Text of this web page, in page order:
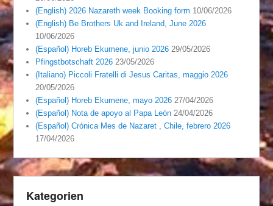
(English) 2026 Nazareth week Booking form 10/06/2026
(English) Be Brothers Uk and Ireland, June 2026
10/06/2026
(Español) Horeb Ekumene, junio 2026 29/05/2026
Pfingstbotschaft 2026 23/05/2026
(Italiano) Piccoli Fratelli di Jesus Caritas, maggio 2026
20/05/2026
(Español) Horeb Ekumene, mayo 2026 27/04/2026
(Español) Nota de apoyo al Papa León 24/04/2026
(Español) Crónica Mes de Nazaret , Chile, febrero 2026
17/04/2026
Kategorien